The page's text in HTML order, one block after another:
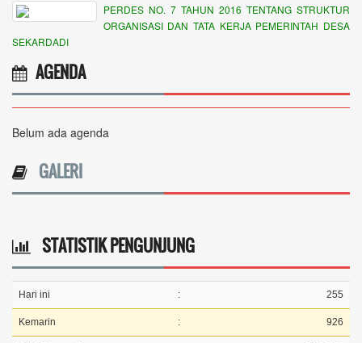
PERDES NO. 7 TAHUN 2016 TENTANG STRUKTUR
ORGANISASI DAN TATA KERJA PEMERINTAH DESA
SEKARDADI
AGENDA
Belum ada agenda
GALERI
STATISTIK PENGUNJUNG
Hari ini : 255
Kemarin : 926